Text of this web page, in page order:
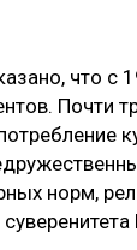
что с
Почти
норм,